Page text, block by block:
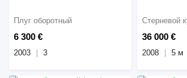
6 300 €
Плуг оборотный
2003 3
36 000 €
Стерневой
2008 5 м